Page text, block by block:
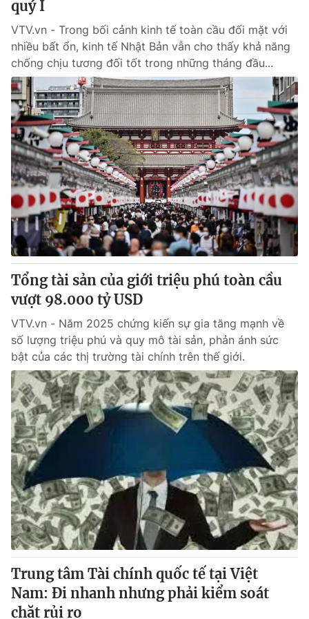
® Cấm sao chép dưới mọi hình thức nếu không có sự chấp
thuận bằng văn bản. Ghi rõ nguồn VTV.vn khi phát hành lại
thông tin từ website này.
quý I
VTV.vn - Trong bối cảnh kinh tế toàn cầu đối mặt với
nhiều bất ổn, kinh tế Nhật Bản vẫn cho thấy khả năng
chống chịu tương đối tốt trong những tháng đầu...
Tổng tài sản của giới triệu phú toàn cầu
vượt 98.000 tỷ USD
VTV.vn - Năm 2025 chứng kiến sự gia tăng mạnh về
số lượng triệu phú và quy mô tài sản, phản ánh sức
bật của các thị trường tài chính trên thế giới.
Trung tâm Tài chính quốc tế tại Việt
Nam: Đi nhanh nhưng phải kiểm soát
chặt rủi ro